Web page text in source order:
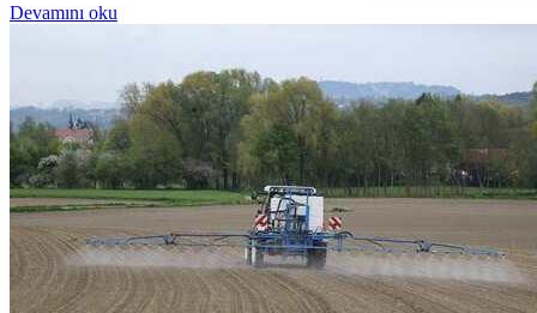
Devamını oku